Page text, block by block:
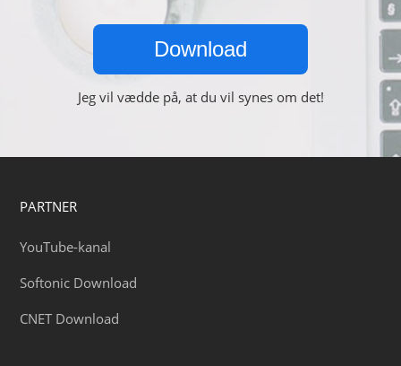
Download
Jeg vil vædde på, at du vil synes om det!
PARTNER
YouTube-kanal
Softonic Download
CNET Download